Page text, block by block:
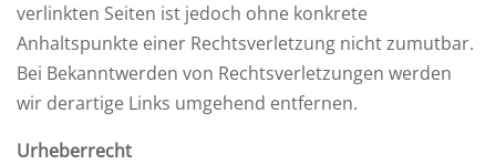
verlinkten Seiten ist jedoch ohne konkrete
Anhaltspunkte einer Rechtsverletzung nicht zumutbar.
Bei Bekanntwerden von Rechtsverletzungen werden
wir derartige Links umgehend entfernen.
Urheberrecht